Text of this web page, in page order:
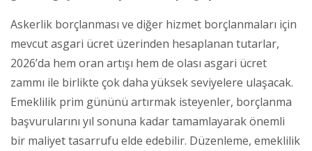
Askerlik borçlanması ve diğer hizmet borçlanmaları için
mevcut asgari ücret üzerinden hesaplanan tutarlar,
2026’da hem oran artışı hem de olası asgari ücret
zammı ile birlikte çok daha yüksek seviyelere ulaşacak.
Emeklilik prim gününü artırmak isteyenler, borçlanma
başvurularını yıl sonuna kadar tamamlayarak önemli
bir maliyet tasarrufu elde edebilir. Düzenleme, emeklilik